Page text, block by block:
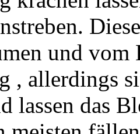
und
, allerdings
lassen das